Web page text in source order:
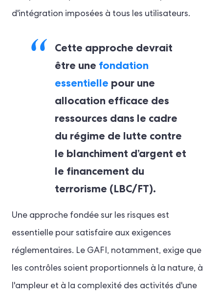
d'intégration imposées à tous les utilisateurs.
Cette approche devrait
être une fondation
essentielle pour une
allocation efficace des
ressources dans le cadre
du régime de lutte contre
le blanchiment d’argent et
le financement du
terrorisme (LBC/FT).
Une approche fondée sur les risques est
essentielle pour satisfaire aux exigences
réglementaires. Le GAFI, notamment, exige que
les contrôles soient proportionnels à la nature, à
l'ampleur et à la complexité des activités d'une